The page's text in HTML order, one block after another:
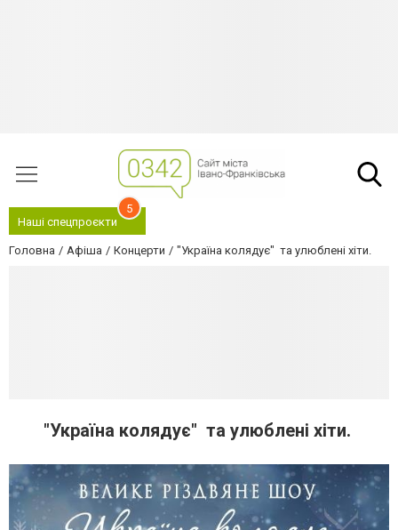
Наші спецпроєкти
5
Головна Афіша Концерти "Україна колядує" та улюблені хіти.
"Україна колядує" та улюблені хіти.